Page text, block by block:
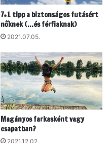
7+1 tipp a biztonságos futásért
nőknek (…és férfiaknak)
2021.07.05.
Magányos farkasként vagy
csapatban?
2021.12.02.